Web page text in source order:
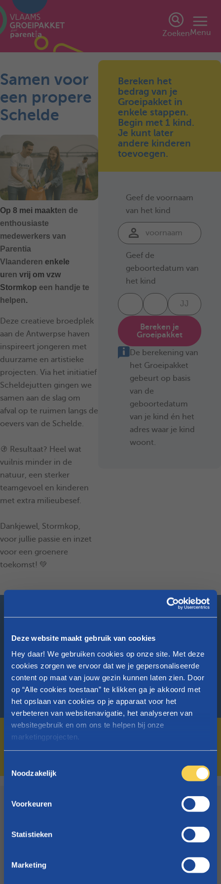
Deze website maakt gebruik van cookies
Hey daar! We gebruiken cookies op onze site. Met deze
cookies zorgen we ervoor dat we je gepersonaliseerde
content op maat van jouw gezin kunnen laten zien. Door
op “Alle cookies toestaan” te klikken ga je akkoord met
het opslaan van cookies op je apparaat voor het
verbeteren van websitenavigatie, het analyseren van
websitegebruik en om ons te helpen bij onze
marketingprojecten.
welke cookies we gebruiken.
o
Noodzakelijk
Voorkeuren
Statistieken
Marketing
ZoekenMenu
Samen voor
een propere
Schelde
Op 8 mei maakten de
enthousiaste
medewerkers van
Parentia
Vlaanderen enkele
uren vrij om vzw
Stormkop een handje te
helpen.
Deze creatieve broedplek
aan de Antwerpse haven
inspireert jongeren met
duurzame en artistieke
projecten. Via het initiatief
Scheldejutten gingen we
samen aan de slag om
afval op te ruimen langs de
oevers van de Schelde.
🚯 Resultaat? Heel wat
vuilnis minder in de
natuur, een sterker
teamgevoel en kinderen
met extra milieubesef.
Dankjewel, Stormkop,
voor jullie passie en inzet
voor een groenere
toekomst! 💚
Bereken het
bedrag van je
Groeipakket in
enkele stappen.
Begin met 1 kind.
Je kunt later
andere kinderen
toevoegen.
Geef de voornaam
van het kind
Geef de
geboortedatum van
het kind
Bereken je
Groeipakket
De berekening van
het Groeipakket
gebeurt op basis
van de
geboortedatum
van je kind én het
adres waar je kind
woont.
Geef je postcode of woonplaats in
Ook voor het plannen van een videochat of
Stel je vraag online
Vul ons formulier in en wij komen zo snel mogelijk bij
je terug!
Ga naar het contactformulier